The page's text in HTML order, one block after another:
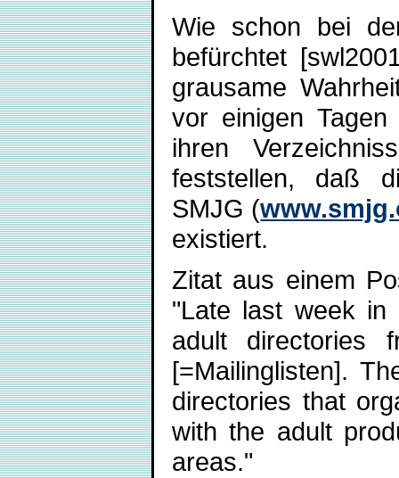
Wie schon bei
befürchtet
grausame
vor einigen
ihren
feststellen, daß
SMJG (
existiert.
Zitat aus einem
"Late last week in
adult directories
[=Mailinglisten].
directories that
with the adult
areas."